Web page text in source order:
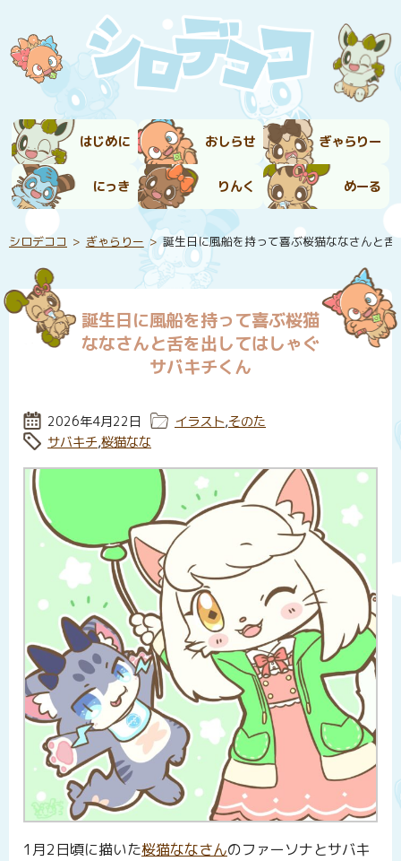
はじめに おしらせ ぎゃらりー
にっき りんく めーる
シロデココ ぎゃらりー 誕生日に風船を持って喜ぶ桜猫ななさんと
誕生日に風船を持って喜ぶ桜猫
ななさんと舌を出してはしゃぐ
サバキチくん
投稿日:
2026年4月22日 カテゴリー:
イラスト,そのた
タグ:
サバキチ,桜猫なな
1月2日頃に描いた桜猫ななさんのファーソナとサバキ